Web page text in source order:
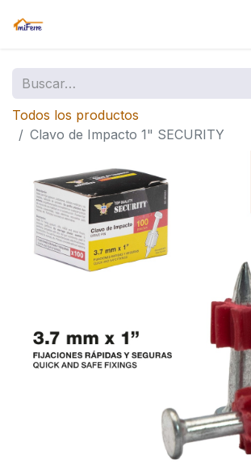
Todos los productos
Clavo de Impacto 1" SECURITY